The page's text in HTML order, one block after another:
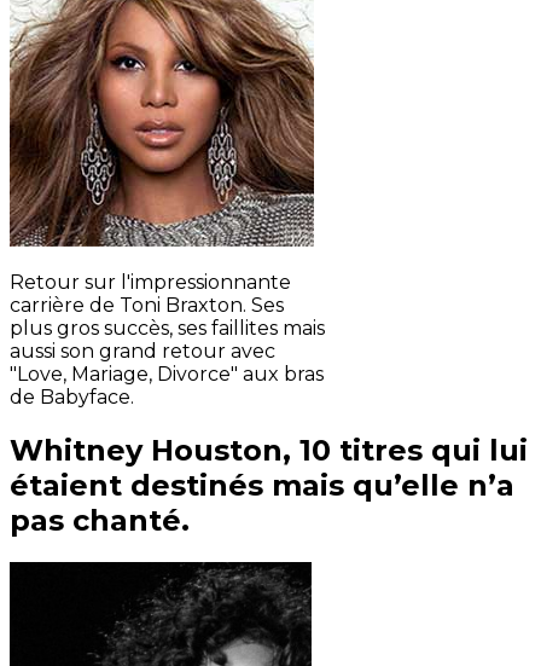
Retour sur l'impressionnante
carrière de Toni Braxton. Ses
plus gros succès, ses faillites mais
aussi son grand retour avec
"Love, Mariage, Divorce" aux bras
de Babyface.
Whitney Houston, 10 titres qui lui
étaient destinés mais qu’elle n’a
pas chanté.